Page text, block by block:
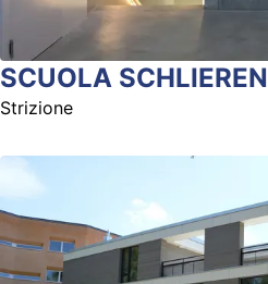
SCUOLA SCHLIEREN
Strizione